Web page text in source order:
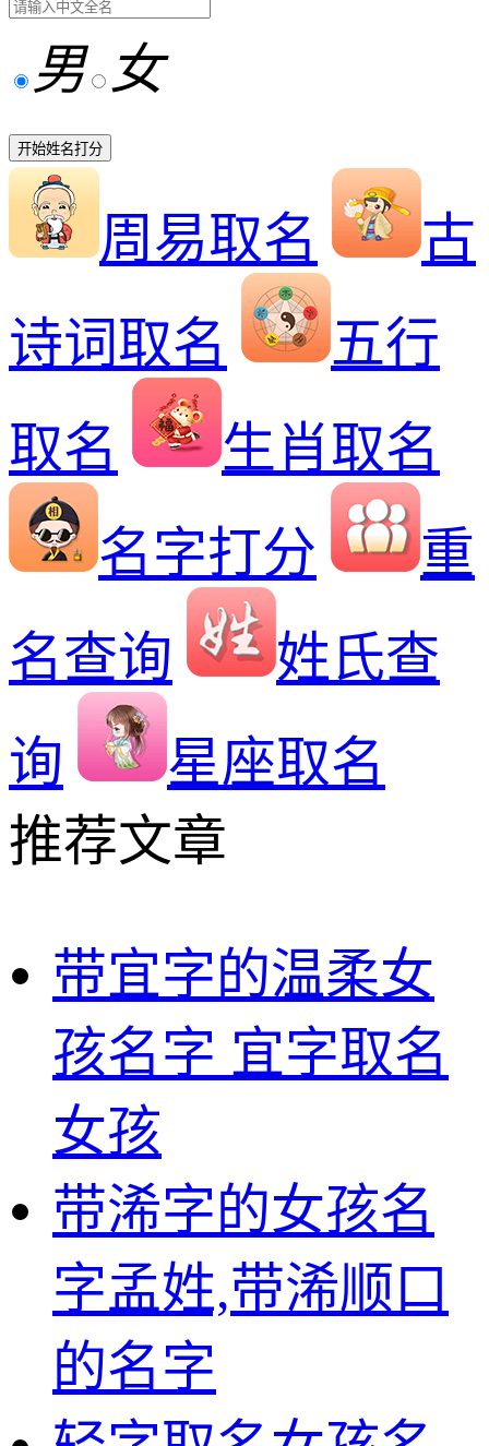
男 女
开始姓名打分
周易取名
古
诗词取名
五行
取名
生肖取名
名字打分
重
名查询
姓氏查
询
星座取名
推荐文章
带宜字的温柔女
孩名字 宜字取名
女孩
带浠字的女孩名
字孟姓,带浠顺口
的名字